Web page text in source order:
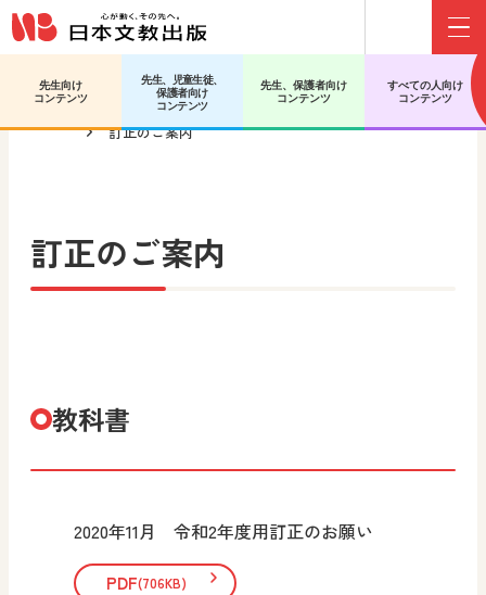
先生向け
コンテンツ
先生、児童生徒、
保護者向け
コンテンツ
先生、保護者向け
コンテンツ
すべての人向け
コンテンツ
日文HOME 高等学校 美術／工芸
高校生の美術2
訂正のご案内
訂正のご案内
教科書
2020年11月 令和2年度用訂正のお願い
PDF(706KB)